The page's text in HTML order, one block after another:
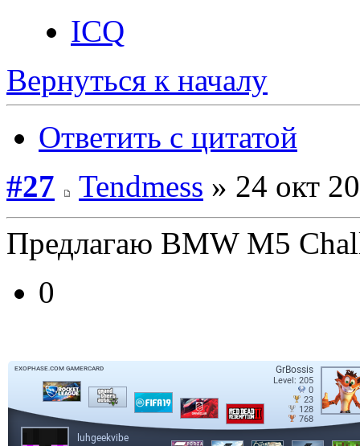
ICQ
Вернуться к началу
Ответить с цитатой
#27
Tendmess » 24 окт
Предлагаю BMW M5
0